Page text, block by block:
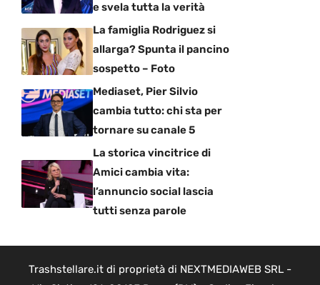
e svela tutta la verità
La famiglia Rodriguez si
allarga? Spunta il pancino
sospetto – Foto
Mediaset, Pier Silvio
cambia tutto: chi sta per
tornare su canale 5
La storica vincitrice di
Amici cambia vita:
l’annuncio social lascia
tutti senza parole
Trashstellare.it di proprietà di NEXTMEDIAWEB SRL -